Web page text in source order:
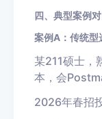
四、典型案例
案例A：传统型
某211硕士，
本，会
2026年春招